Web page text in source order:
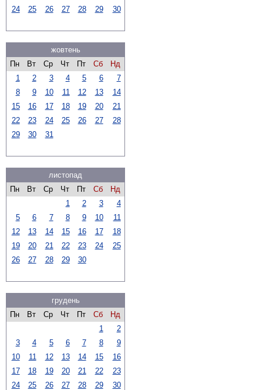
24
25 26 27 28 29 30
жовтень
Пн
Вт Ср Чт Пт Сб
Нд
1
2 3 4 5 6
7
8
9 10 11 12 13
14
15
16 17 18 19 20
21
22
23 24 25 26 27
28
29
30 31
листопад
Пн
Вт Ср Чт Пт Сб
Нд
1
2 3
4
5
6 7 8 9 10
11
12
13 14 15 16 17
18
19
20 21 22 23 24
25
26
27 28 29 30
грудень
Пн
Вт Ср Чт Пт Сб
Нд
1
2
3
4 5 6 7 8
9
10
11 12 13 14 15
16
17
18 19 20 21 22
23
24
25 26 27 28 29 30